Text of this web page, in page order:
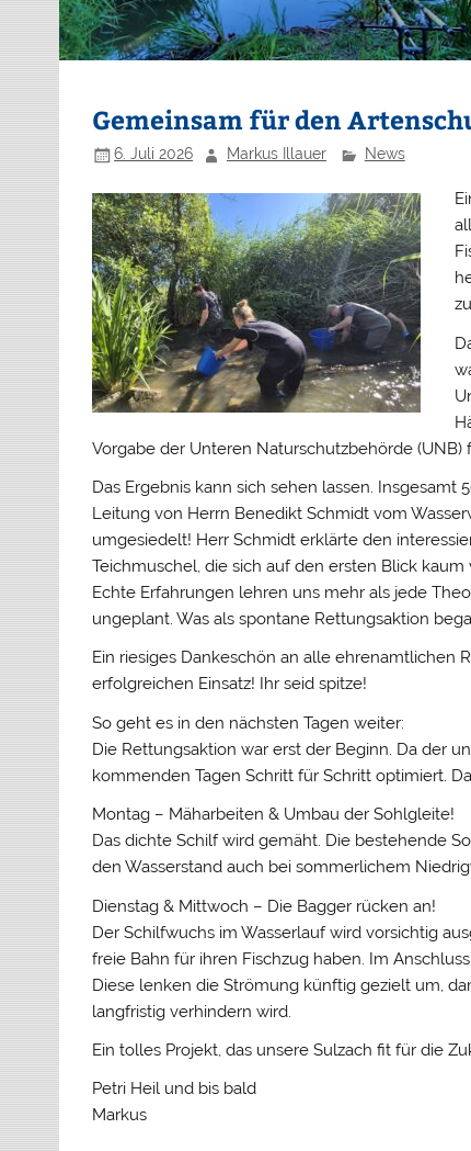
Gemeinsam für den
6. Juli 2026 Markus Illauer News
Vorgabe der Unteren Naturschutzbehörde
Das Ergebnis kann sich sehen lassen.
Leitung von Herrn Benedikt Schmidt vom
umgesiedelt! Herr Schmidt erklärte den
Teichmuschel, die sich auf den ersten Blick
Echte Erfahrungen lehren uns mehr als jede
ungeplant. Was als spontane Rettungsaktion
Ein riesiges Dankeschön an alle ehrenamtlichen
erfolgreichen Einsatz! Ihr seid spitze!
So geht es in den nächsten Tagen weiter:
Die Rettungsaktion war erst der Beginn. Da der
kommenden Tagen Schritt für Schritt optimiert.
Montag – Mäharbeiten & Umbau der Sohlgleite!
Das dichte Schilf wird gemäht. Die bestehende
den Wasserstand auch bei sommerlichem
Dienstag & Mittwoch – Die Bagger rücken an!
Der Schilfwuchs im Wasserlauf wird vorsichtig
freie Bahn für ihren Fischzug haben. Im
Diese lenken die Strömung künftig gezielt um,
langfristig verhindern wird.
Ein tolles Projekt, das unsere Sulzach fit für die
Petri Heil und bis bald
Markus